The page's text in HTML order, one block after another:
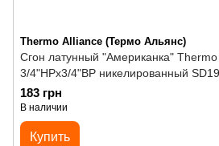
Thermo Alliance (Термо Альянс)
Сгон латунный "Американка" Thermo
3/4"НРх3/4"ВР никелированный
183 грн
В наличии
Купить